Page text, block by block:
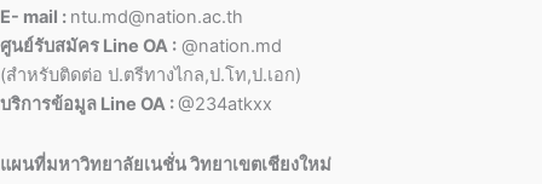
E- mail : ntu.md@nation.ac.th
ศูนย์รับสมัคร Line OA : @nation.md
(สำหรับติดต่อ ป.ตรีทางไกล,ป.โท,ป.เอก)
บริการข้อมูล Line OA :@234atkxx
แผนที่มหาวิทยาลัยเนชั่น วิทยาเขตเชียงใหม่